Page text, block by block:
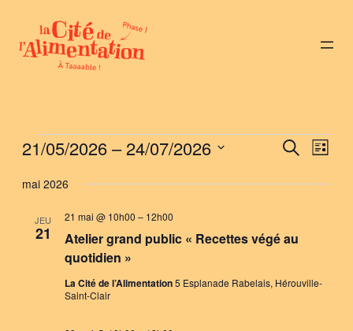
Évènements
et
de
Recherche
Liste
21/05/2026 – 24/07/2026
une
mai 2026
JEU
21
Atelier grand public « Recettes végé au
quotidien »
21 mai @ 10h00 – 12h00
La Cité de l’Alimentation5 Esplanade Rabelais, Hérouville-
Saint-Clair